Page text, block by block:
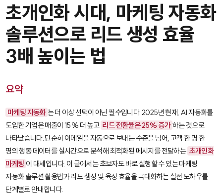
초개인화 시대, 마케팅 자동화
솔루션으로 리드 생성 효율
3배 높이는 법
요약
마케팅 자동화 는 더 이상 선택이 아닌 필수입니다. 2025년 현재, AI 자동화를
도입한 기업은 매출이 15% 더 높고 리드 전환율은 25% 증가 하는 것으로
나타났습니다. 단순히 이메일을 자동으로 보내는 수준을 넘어, 고객 한 명 한
명의 행동 데이터를 실시간으로 분석해 최적화된 메시지를 전달하는 초개인화
마케팅 이 대세입니다. 이 글에서는 초보자도 바로 실행할 수 있는 마케팅
자동화 솔루션 활용법과 리드 생성 및 육성 효율을 극대화하는 실전 노하우를
단계별로 안내합니다.